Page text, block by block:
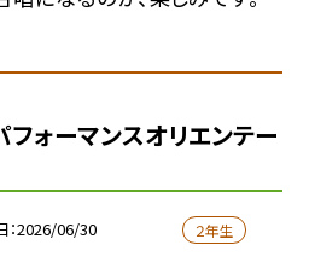
ォーマンスオリエンテー
2026/06/30 ２年生